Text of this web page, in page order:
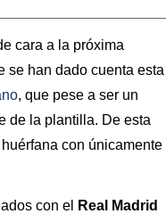
cara a la próxima
se han dado cuenta esta
, que pese a ser un
de la plantilla. De esta
con únicamente
con el
Real Madrid